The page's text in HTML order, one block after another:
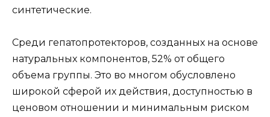
синтетические.
Среди гепатопротекторов, созданных на основе
натуральных компонентов, 52% от общего
объема группы. Это во многом обусловлено
широкой сферой их действия, доступностью в
ценовом отношении и минимальным риском